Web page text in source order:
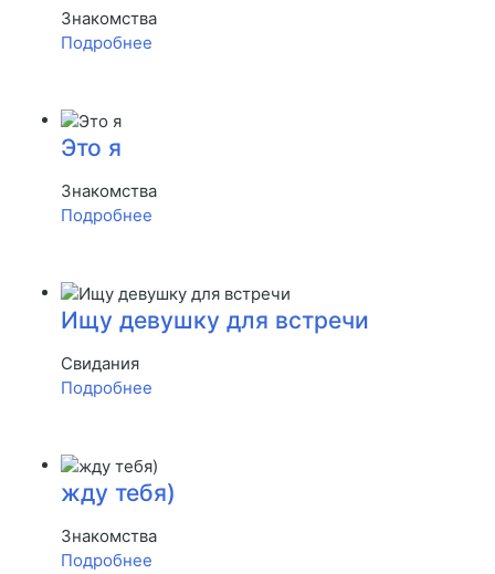
Знакомства
Подробнее
Это я
Знакомства
Подробнее
Ищу девушку для встречи
Свидания
Подробнее
жду тебя)
Знакомства
Подробнее